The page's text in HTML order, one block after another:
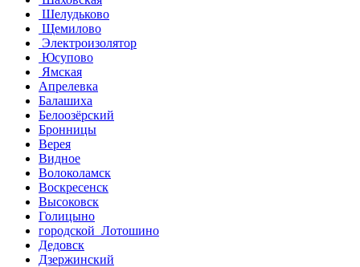
Шелудьково
Щемилово
Электроизолятор
Юсупово
Ямская
Апрелевка
Балашиха
Белоозёрский
Бронницы
Верея
Видное
Волоколамск
Воскресенск
Высоковск
Голицыно
городской Лотошино
Дедовск
Дзержинский